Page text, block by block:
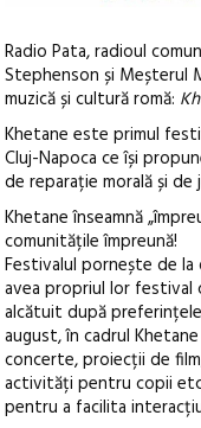
Radio Pata, radioul
Stephenson și Meșterul
muzică și cultură romă:
Khetane este primul
Cluj-Napoca ce își
de reparație morală și de
Khetane înseamnă
comunitățile împreună!
Festivalul pornește de
avea propriul lor festival
alcătuit după
august, în cadrul
concerte, proiecții de
activități pentru copii
pentru a facilita